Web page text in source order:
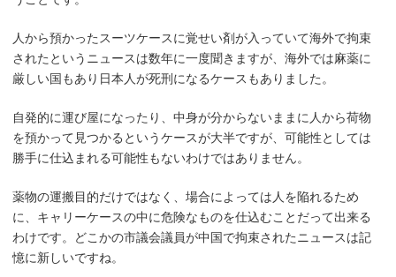
人から預かったスーツケースに覚せい剤が入っていて海外で拘束
されたというニュースは数年に一度聞きますが、海外では麻薬に
厳しい国もあり日本人が死刑になるケースもありました。
自発的に運び屋になったり、中身が分からないままに人から荷物
を預かって見つかるというケースが大半ですが、可能性としては
勝手に仕込まれる可能性もないわけではありません。
薬物の運搬目的だけではなく、場合によっては人を陥れるため
に、キャリーケースの中に危険なものを仕込むことだって出来る
わけです。どこかの市議会議員が中国で拘束されたニュースは記
憶に新しいですね。